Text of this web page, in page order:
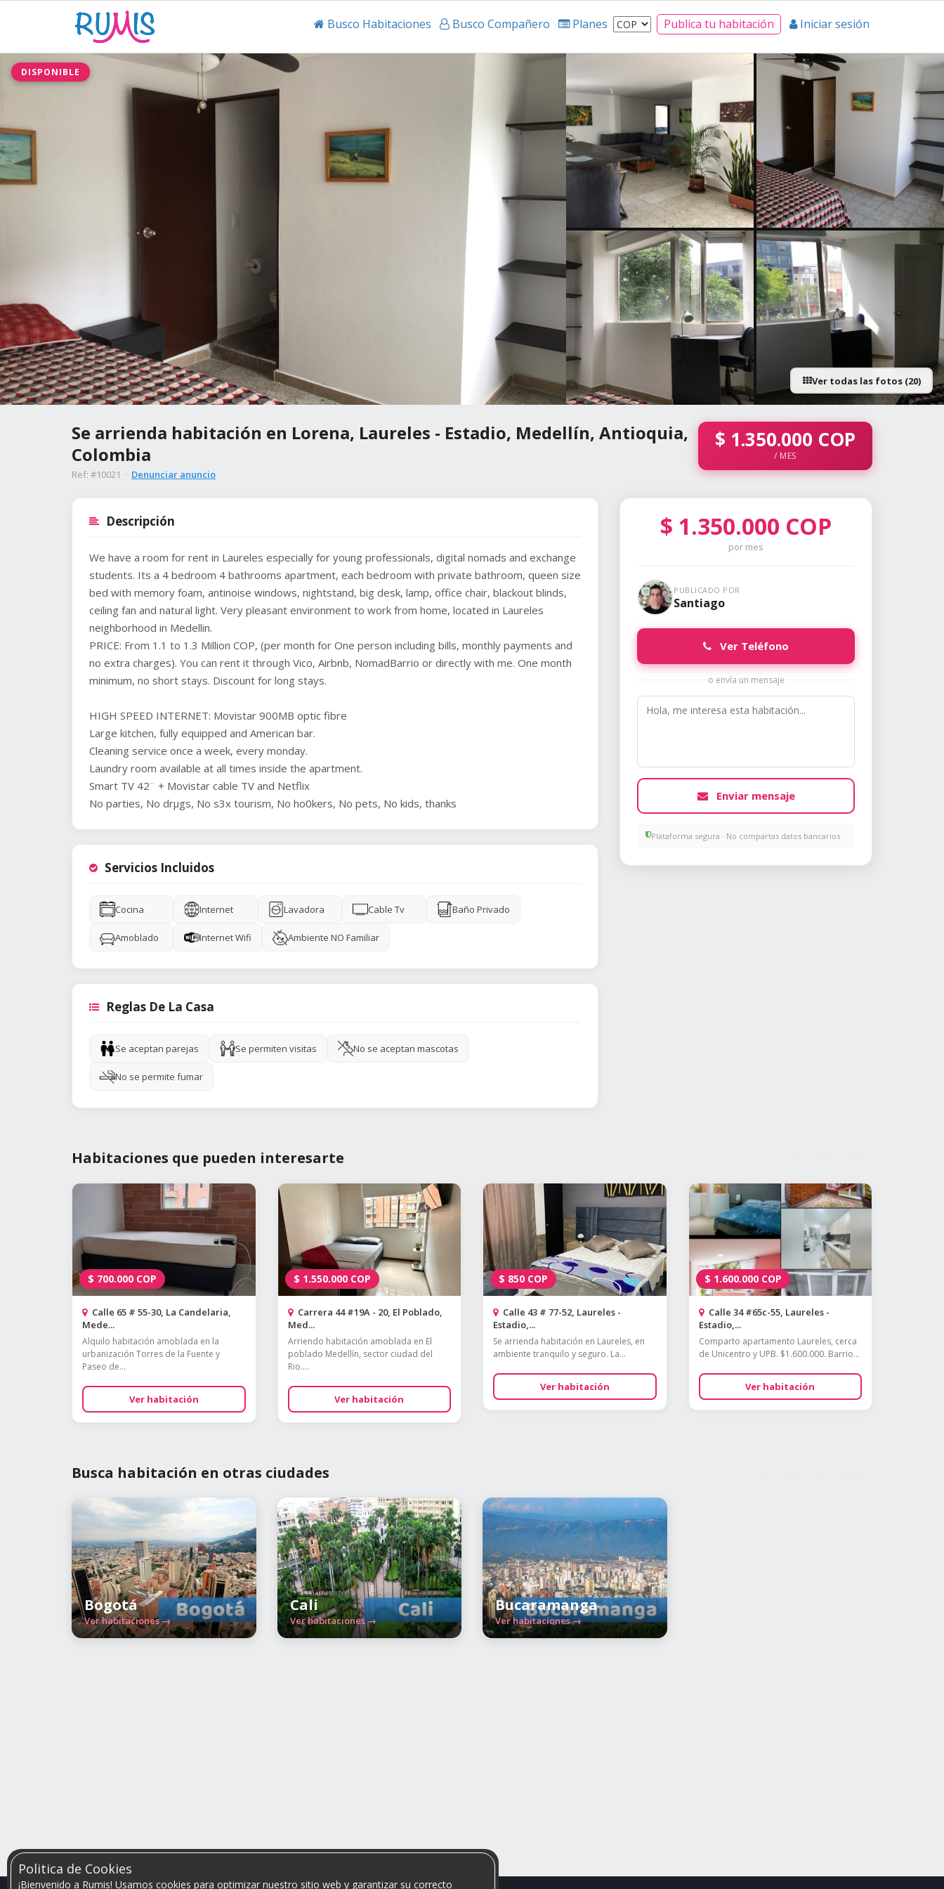
Busco Habitaciones Busco Compañero Planes Publica tu habitación Iniciar sesión
DISPONIBLE
Ver todas las fotos (20)
Se arrienda habitación en Lorena, Laureles - Estadio, Medellín, Antioquia,
Colombia
Ref: #10021 · Denunciar anuncio
$ 1.350.000 COP
/ MES
Descripción
We have a room for rent in Laureles especially for young professionals, digital nomads and exchange
students. Its a 4 bedroom 4 bathrooms apartment, each bedroom with private bathroom, queen size
bed with memory foam, antinoise windows, nightstand, big desk, lamp, office chair, blackout blinds,
ceiling fan and natural light. Very pleasant environment to work from home, located in Laureles
neighborhood in Medellin.
PRICE: From 1.1 to 1.3 Million COP, (per month for One person including bills, monthly payments and
no extra charges). You can rent it through Vico, Airbnb, NomadBarrio or directly with me. One month
minimum, no short stays. Discount for long stays.
HIGH SPEED INTERNET: Movistar 900MB optic fibre
Large kitchen, fully equipped and American bar.
Cleaning service once a week, every monday.
Laundry room available at all times inside the apartment.
Smart TV 42¨ + Movistar cable TV and Netflix
No parties, No drµgs, No s3x tourism, No ho0kers, No pets, No kids, thanks
Servicios Incluidos
Cocina Internet Lavadora Cable Tv Baño Privado
Amoblado Internet Wifi Ambiente NO Familiar
Reglas De La Casa
Se aceptan parejas Se permiten visitas No se aceptan mascotas
No se permite fumar
$ 1.350.000 COP
por mes
PUBLICADO POR
Santiago
Ver Teléfono
o envía un mensaje
Enviar mensaje
Plataforma segura · No compartas datos bancarios
Habitaciones que pueden interesarte
$ 700.000 COP
Calle 65 # 55-30, La Candelaria,
Mede...
Alquilo habitación amoblada en la
urbanización Torres de la Fuente y
Paseo de...
Ver habitación
$ 1.550.000 COP
Carrera 44 #19A - 20, El Poblado,
Med...
Arriendo habitación amoblada en El
poblado Medellín, sector ciudad del
Rio....
Ver habitación
$ 850 COP
Calle 43 # 77-52, Laureles -
Estadio,...
Se arrienda habitación en Laureles, en
ambiente tranquilo y seguro. La...
Ver habitación
$ 1.600.000 COP
Calle 34 #65c-55, Laureles -
Estadio,...
Comparto apartamento Laureles, cerca
de Unicentro y UPB. $1.600.000. Barrio...
Ver habitación
Busca habitación en otras ciudades
Bogotá
Ver habitaciones →
Cali
Ver habitaciones →
Bucaramanga
Ver habitaciones →
Politica de Cookies
¡Bienvenido a Rumis! Usamos cookies para optimizar nuestro sitio web y garantizar su correcto